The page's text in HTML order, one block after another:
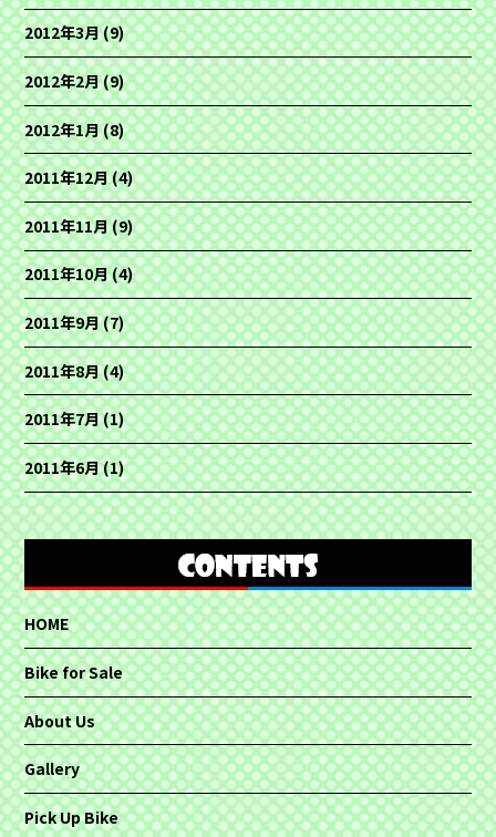
2012年3月(9)
2012年2月(9)
2012年1月(8)
2011年12月(4)
2011年11月(9)
2011年10月(4)
2011年9月(7)
2011年8月(4)
2011年7月(1)
2011年6月(1)
HOME
Bike for Sale
About Us
Gallery
Pick Up Bike